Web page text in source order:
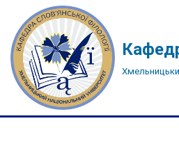
Перейти
до
вмісту